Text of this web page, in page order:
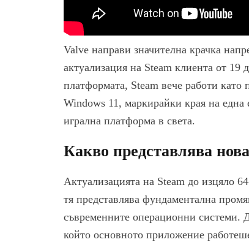
Valve направи значителна крачка
актуализация на Steam клиента от
платформата, Steam вече работи
Windows 11, маркирайки края на една
игрална платформа в света.
Какво представлява
Актуализацията на Steam до изцяло
тя представлява фундаментална
съвременните операционни системи.
който основното приложение